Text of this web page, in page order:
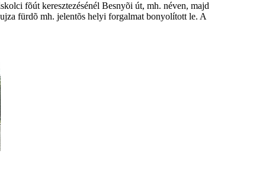
fõút keresztezésénél Besnyõi út, mh. néven, majd
fürdõ mh. jelentõs helyi forgalmat bonyolított le. A